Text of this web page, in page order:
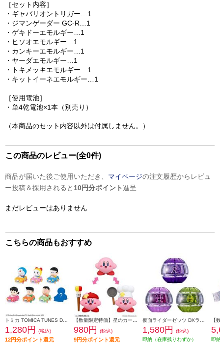
［セット内容］
・ギャバリオントリガー…1
・ジマンゲーダー GC-R…1
・ゲキドーエモルギー…1
・ヒソオエモルギー…1
・カンキーエモルギー…1
・ヤーダエモルギー…1
・トキメッキエモルギー…1
・キットイーネエモルギー…1
［使用電池］
・単4乾電池×1本（別売り）
（本商品のセット内容以外は付属しません。）
この商品のレビュー(全0件)
商品が届いた後ご使用いただき、 マイページの注文履歴からレビュ
ー投稿＆採用されると 10円分ポイント進呈
まだレビューはありません
こちらの商品もおすすめ
1,280円 (税込)
12円分ポイント還元
980円 (税込)
9円分ポイント還元
1,580円
(税込)
即納（在庫残りわずか）
即